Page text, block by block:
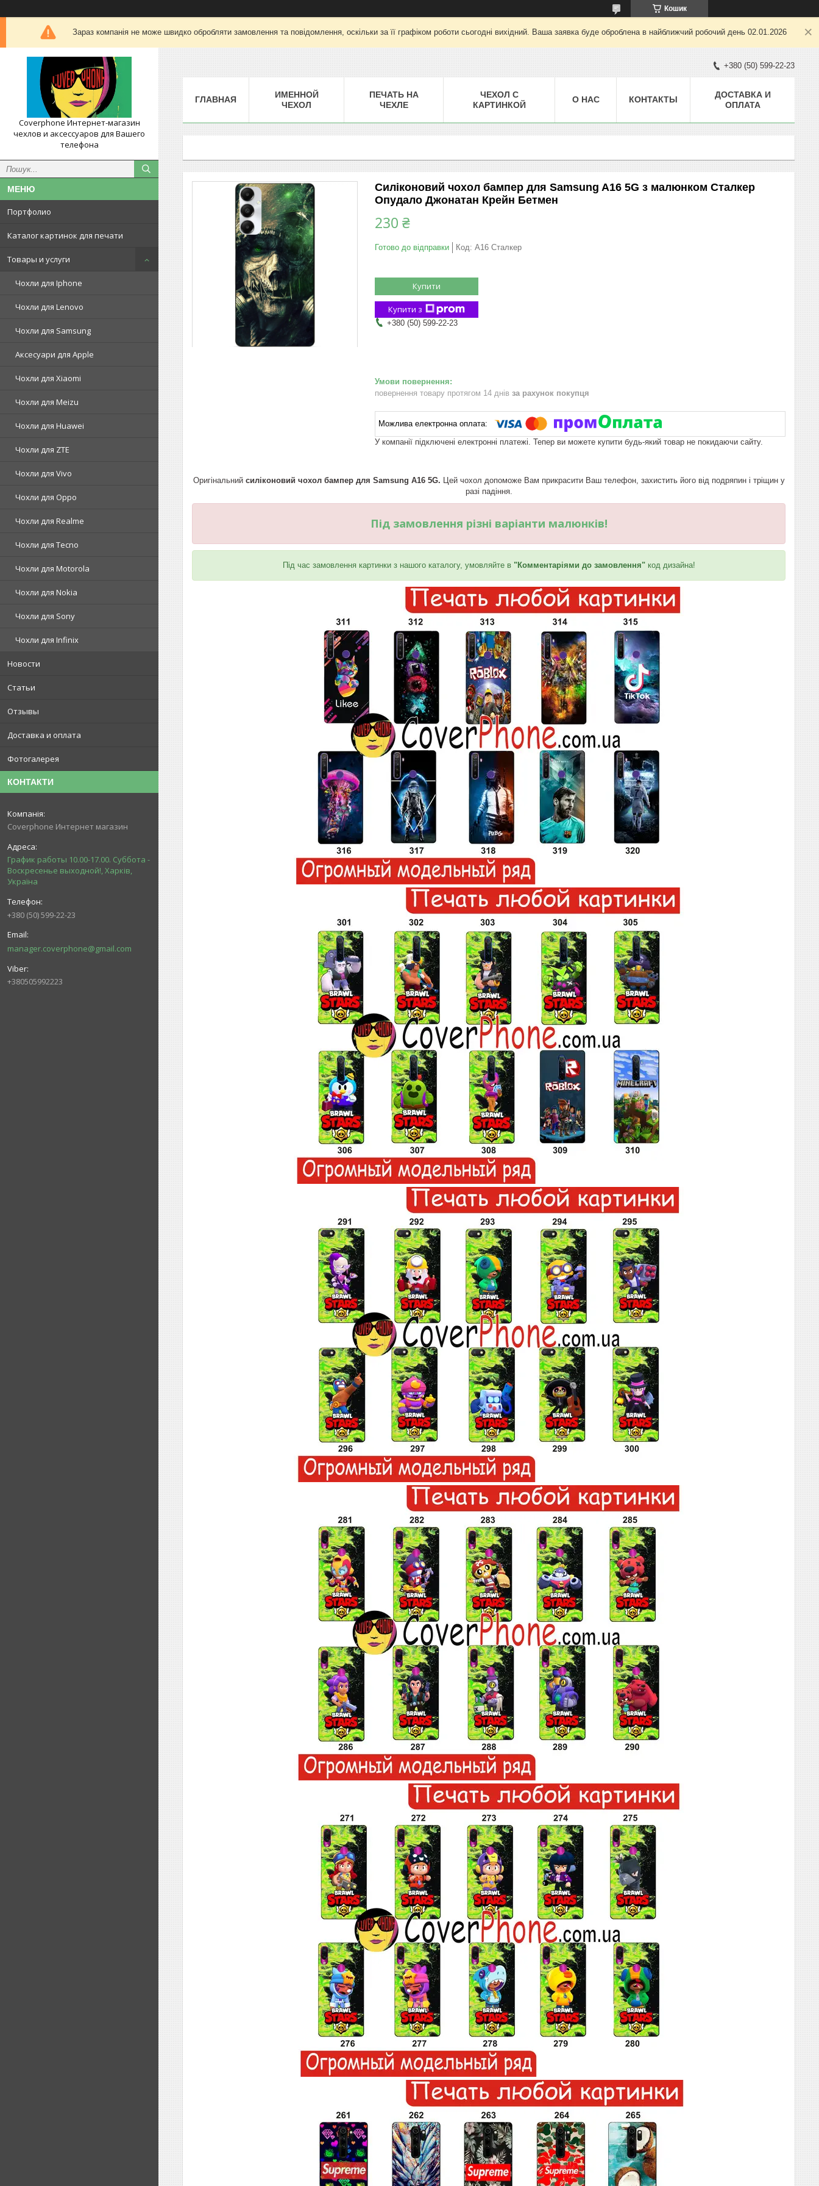
Кошик
Зараз компанія не може швидко обробляти замовлення та повідомлення, оскільки за її графіком роботи сьогодні вихідний. Ваша заявка буде оброблена в найближчий робочий день 02.01.2026
Coverphone Интернет-магазин
чехлов и аксессуаров для Вашего
телефона
Портфолио
Каталог картинок для печати
Товары и услуги
Чохли для Iphone
Чохли для Lenovo
Чохли для Samsung
Аксесуари для Apple
Чохли для Xiaomi
Чохли для Meizu
Чохли для Huawei
Чохли для ZTE
Чохли для Vivo
Чохли для Oppo
Чохли для Realme
Чохли для Tecno
Чохли для Motorola
Чохли для Nokia
Чохли для Sony
Чохли для Infinix
Новости
Статьи
Отзывы
Доставка и оплата
Фотогалерея
КОНТАКТИ
Coverphone Интернет магазин
График работы 10.00-17.00. Суббота -
Воскресенье выходной!, Харків,
Україна
+380 (50) 599-22-23
manager.coverphone@gmail.com
+380505992223
+380 (50) 599-22-23
ГЛАВНАЯ
ИМЕННОЙ
ЧЕХОЛ
ПЕЧАТЬ НА
ЧЕХЛЕ
ЧЕХОЛ С
КАРТИНКОЙ
О НАС КОНТАКТЫ
ДОСТАВКА И
ОПЛАТА
Силіконовий чохол бампер для Samsung A16 5G з малюнком Сталкер
Опудало Джонатан Крейн Бетмен
230 ₴
Готово до відправки Код: A16 Сталкер
Купити
Купити з
+380 (50) 599-22-23
повернення товару протягом 14 днів за рахунок покупця
У компанії підключені електронні платежі. Тепер ви можете купити будь-який товар не покидаючи сайту.
Оригінальний силіконовий чохол бампер для Samsung A16 5G. Цей чохол допоможе Вам прикрасити Ваш телефон, захистить його від подряпин і тріщин у
разі падіння.
Під замовлення різні варіанти малюнків!
Під час замовлення картинки з нашого каталогу, умовляйте в "Комментаріями до замовлення"код дизайна!